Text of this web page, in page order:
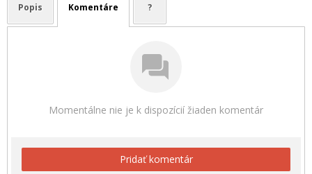
Popis Komentáre ?
Momentálne nie je k dispozícií žiaden komentár
Pridať komentár